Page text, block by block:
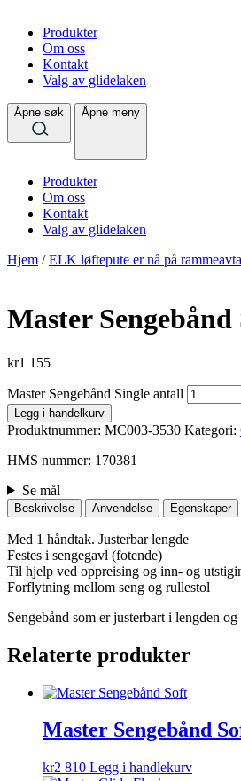
Produkter
Om oss
Kontakt
Valg av glidelaken
Åpne søk Åpne meny
Produkter
Om oss
Kontakt
Valg av glidelaken
Hjem /ELK løftepute er nå på
Master Sengebånd
kr1 155
Master Sengebånd Single antall
Legg i handelkurv
Produktnummer: MC003-3530 Kategori:
HMS nummer: 170381
Se mål
Beskrivelse Anvendelse Egenskaper
Med 1 håndtak. Justerbar lengde
Festes i sengegavl (fotende)
Til hjelp ved oppreising og inn- og
Forflytning mellom seng og rullestol
Sengebånd som er justerbart i lengden
Relaterte produkter
Master Sengebånd
kr2 810 Legg i handlekurv